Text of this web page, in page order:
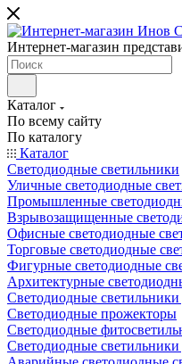
Интернет-магазин
Каталог
По всему сайту
По каталогу
Каталог
Светодиодные светильники
Уличные светодиодные
Промышленные
Взрывозащищенные
Офисные светодиодные
Торговые светодиодные
Фигурные светодиодные
Архитектурные
Светодиодные
Светодиодные прожекторы
Светодиодные
Светодиодные